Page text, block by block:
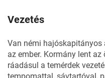
Vezetés
Van némi hajóskapitányos
az ember. Kormány lent
ráadásul a temérdek